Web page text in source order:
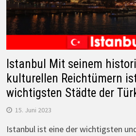
Istanbul Mit seinem
kulturellen Reichtümern
wichtigsten Städte der
15. Juni 2023
Istanbul ist eine der wichtigsten